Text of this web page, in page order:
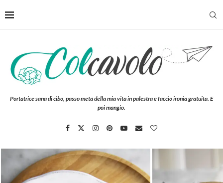
Portatrice sana di cibo, passo metà della mia vita in palestra e faccio ironia gratuita. E
poi mangio.